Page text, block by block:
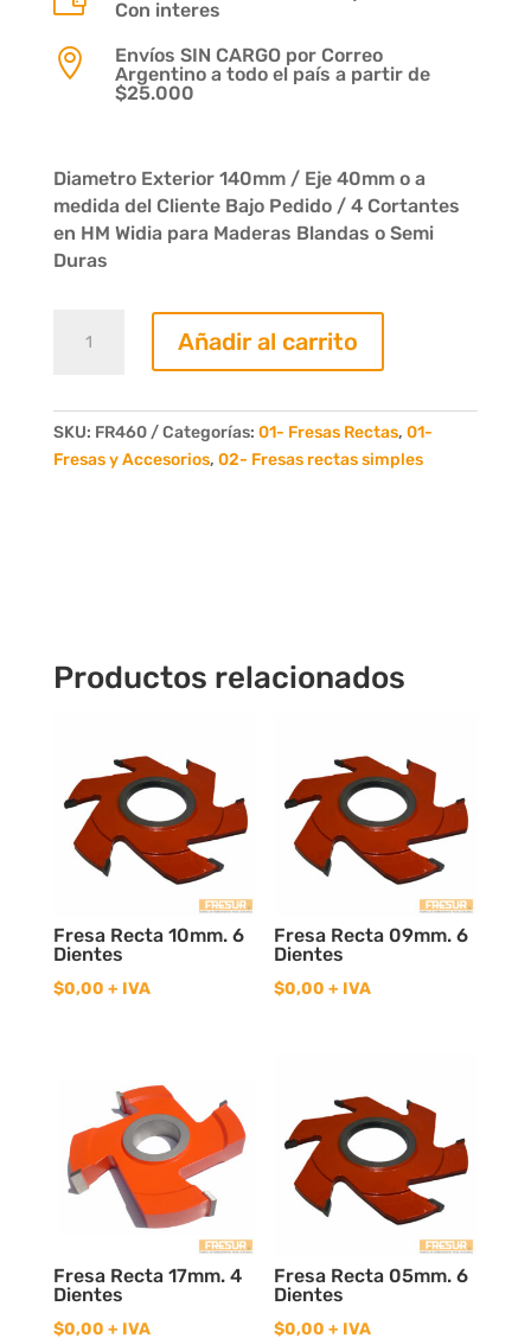
Con interes

Envíos SIN CARGO por Correo
Argentino a todo el país a partir de
$25.000
Diametro Exterior 140mm / Eje 40mm o a
medida del Cliente Bajo Pedido / 4 Cortantes
en HM Widia para Maderas Blandas o Semi
Duras
Recta
Dientes
cantidad
Añadir al carrito
SKU: FR460 Categorías: 01- Fresas Rectas, 01-
Fresas y Accesorios, 02- Fresas rectas simples
Productos relacionados
Fresa Recta 10mm. 6
Dientes
$0,00 + IVA
Fresa Recta 09mm. 6
Dientes
$0,00 + IVA
Fresa Recta 17mm. 4
Dientes
$0,00 + IVA
Fresa Recta 05mm. 6
Dientes
$0,00 + IVA